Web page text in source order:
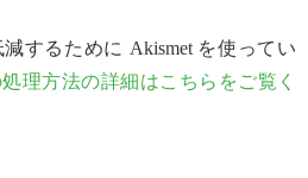
するために Akismet を使ってい
理方法の詳細はこちらをご覧く